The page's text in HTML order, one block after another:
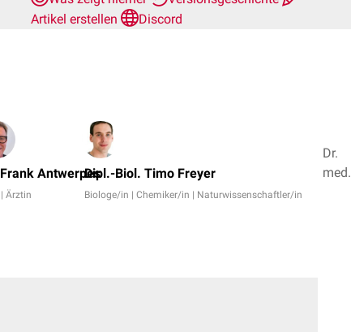
Artikel erstellen
Discord
Antwerpes
Ärztin
Dipl.-Biol. Timo Freyer
Biologe/in | Chemiker/in | Naturwissenschaftler/in
Dr.
med.